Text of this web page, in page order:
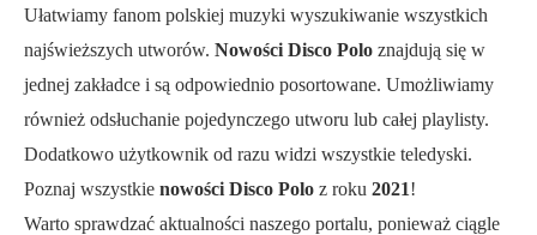
Ułatwiamy fanom polskiej muzyki wyszukiwanie wszystkich
najświeższych utworów. Nowości Disco Polo znajdują się w
jednej zakładce i są odpowiednio posortowane. Umożliwiamy
również odsłuchanie pojedynczego utworu lub całej playlisty.
Dodatkowo użytkownik od razu widzi wszystkie teledyski.
Poznaj wszystkie nowości Disco Polo z roku 2021!
Warto sprawdzać aktualności naszego portalu, ponieważ ciągle